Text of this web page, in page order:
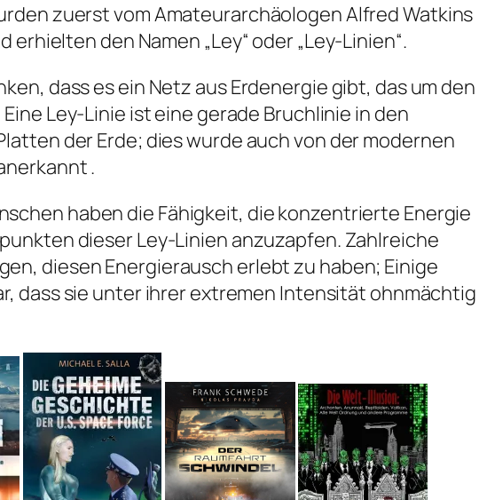
zuerst vom Amateurarchäologen Alfred Watkins
den Namen „Ley“ oder „Ley-Linien“.
dass es ein Netz aus Erdenergie gibt, das um den
Ley-Linie ist eine gerade Bruchlinie in den
der Erde; dies wurde auch von der modernen
.
haben die Fähigkeit, die konzentrierte Energie
dieser Ley-Linien anzuzapfen. Zahlreiche
diesen Energierausch erlebt zu haben; Einige
dass sie unter ihrer extremen Intensität ohnmächtig